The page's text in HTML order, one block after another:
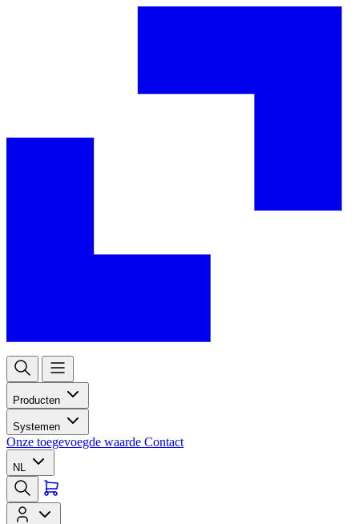
Producten
Systemen
Onze toegevoegde waarde Contact
NL